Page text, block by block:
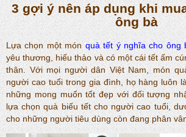
3 gợi ý nên áp dụng khi
ông bà
Lựa chọn một món quà tết ý nghĩa cho ông
yêu thương, hiếu thảo và có một cái tết ấm
thân. Với mọi người dân Việt Nam, món
người cao tuổi trong gia đình, họ hàng luôn
những mong muốn tốt đẹp với đối tượng
lựa chọn quà biếu tết cho người cao tuổi,
cho những người tiêu dùng còn đang phân